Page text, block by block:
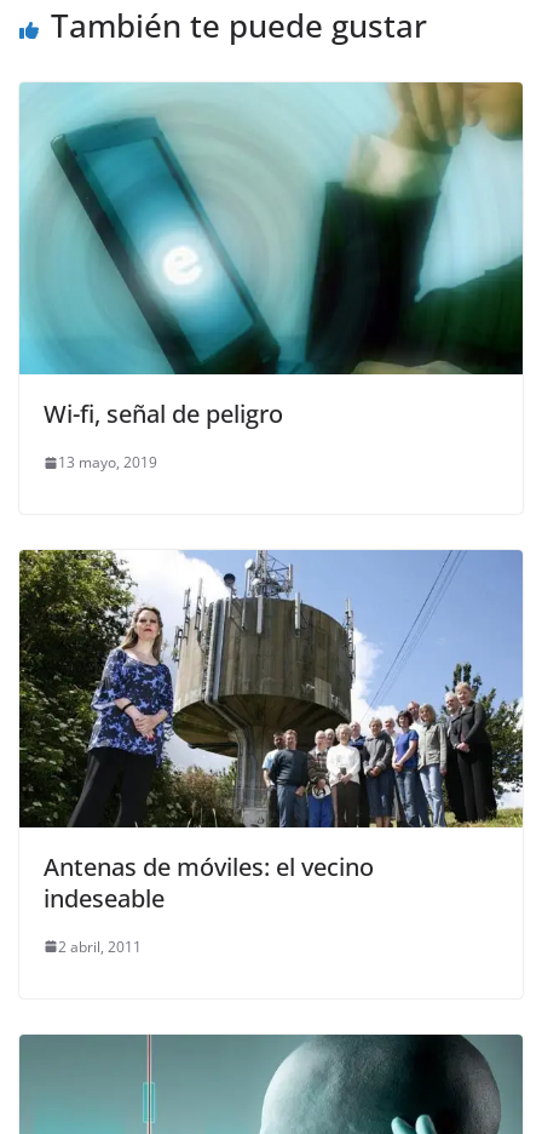
También te puede gustar
Wi-fi, señal de peligro
13 mayo, 2019
Antenas de móviles: el vecino
indeseable
2 abril, 2011